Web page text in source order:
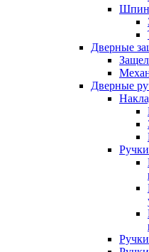
Дверные
Дверные